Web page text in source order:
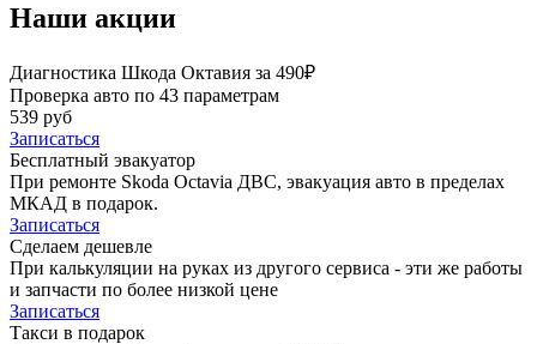
Наши акции
Диагностика Шкода Октавия за 490₽
Проверка авто по 43 параметрам
539 руб
Записаться
Бесплатный эвакуатор
При ремонте Skoda Octavia ДВС, эвакуация авто в пределах
МКАД в подарок.
Записаться
Сделаем дешевле
При калькуляции на руках из другого сервиса - эти же работы
и запчасти по более низкой цене
Записаться
Такси в подарок